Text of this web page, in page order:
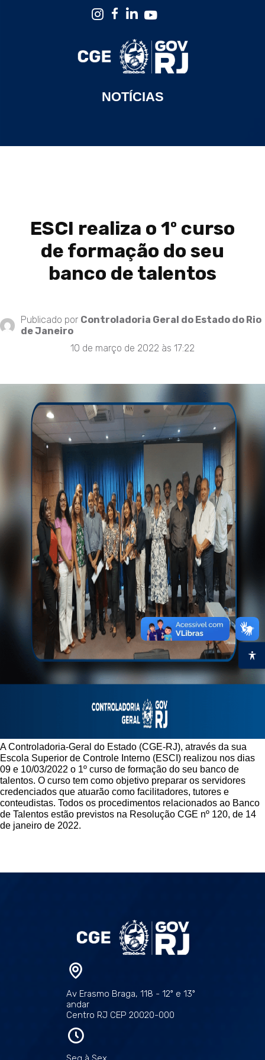
NOTÍCIAS
ESCI realiza o 1º curso
de formação do seu
banco de talentos
Publicado por Controladoria Geral do Estado do Rio
de Janeiro
10 de março de 2022 às 17:22
A Controladoria-Geral do Estado (CGE-RJ), através da sua
Escola Superior de Controle Interno (ESCI) realizou nos dias
09 e 10/03/2022 o 1º curso de formação do seu banco de
talentos. O curso tem como objetivo preparar os servidores
credenciados que atuarão como facilitadores, tutores e
conteudistas. Todos os procedimentos relacionados ao Banco
de Talentos estão previstos na Resolução CGE nº 120, de 14
de janeiro de 2022.
Av Erasmo Braga, 118 - 12º e 13º
andar
Centro RJ CEP 20020-000